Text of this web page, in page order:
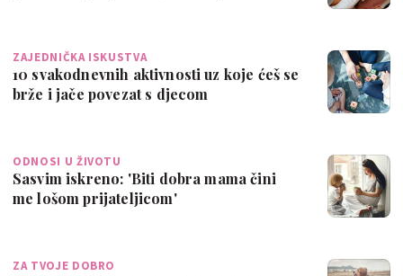
ZAJEDNIČKA ISKUSTVA
10 svakodnevnih aktivnosti uz koje ćeš se
brže i jače povezat s djecom
ODNOSI U ŽIVOTU
Sasvim iskreno: 'Biti dobra mama čini
me lošom prijateljicom'
ZA TVOJE DOBRO